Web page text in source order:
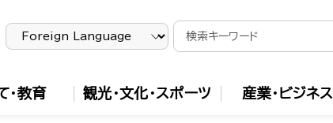
・教育 観光・文化・スポーツ 産業・ビジネス